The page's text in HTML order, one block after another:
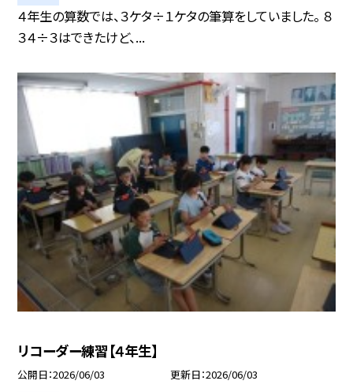
４年生の算数では、３ケタ÷１ケタの筆算をしていました。 ８
３４÷３はできたけど、...
リコーダー練習【４年生】
公開日 2026/06/03 更新日 2026/06/03